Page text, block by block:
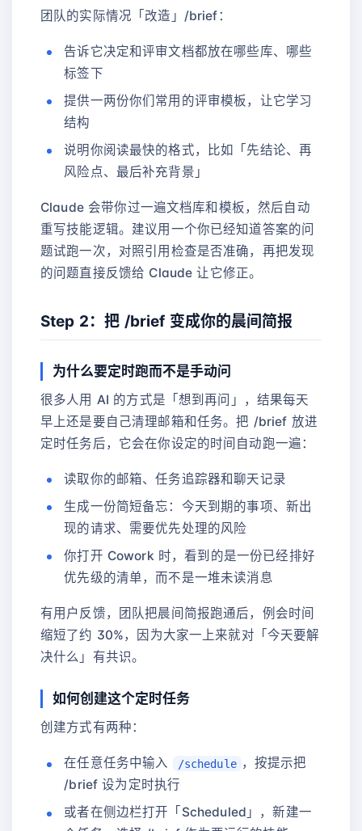
团队的实际情况「改造」/brief：
告诉它决定和评审文档都放在哪些库、哪些
标签下
提供一两份你们常用的评审模板，让它学习
结构
说明你阅读最快的格式，比如「先结论、再
风险点、最后补充背景」
Claude 会带你过一遍文档库和模板，然后自动
重写技能逻辑。建议用一个你已经知道答案的问
题试跑一次，对照引用检查是否准确，再把发现
的问题直接反馈给 Claude 让它修正。
Step 2：把 /brief 变成你的晨间简报
为什么要定时跑而不是手动问
很多人用 AI 的方式是「想到再问」，结果每天
早上还是要自己清理邮箱和任务。把 /brief 放进
定时任务后，它会在你设定的时间自动跑一遍：
读取你的邮箱、任务追踪器和聊天记录
生成一份简短备忘：今天到期的事项、新出
现的请求、需要优先处理的风险
你打开 Cowork 时，看到的是一份已经排好
优先级的清单，而不是一堆未读消息
有用户反馈，团队把晨间简报跑通后，例会时间
缩短了约 30%，因为大家一上来就对「今天要解
决什么」有共识。
如何创建这个定时任务
创建方式有两种：
在任意任务中输入 /schedule ，按提示把
/brief 设为定时执行
或者在侧边栏打开「Scheduled」，新建一